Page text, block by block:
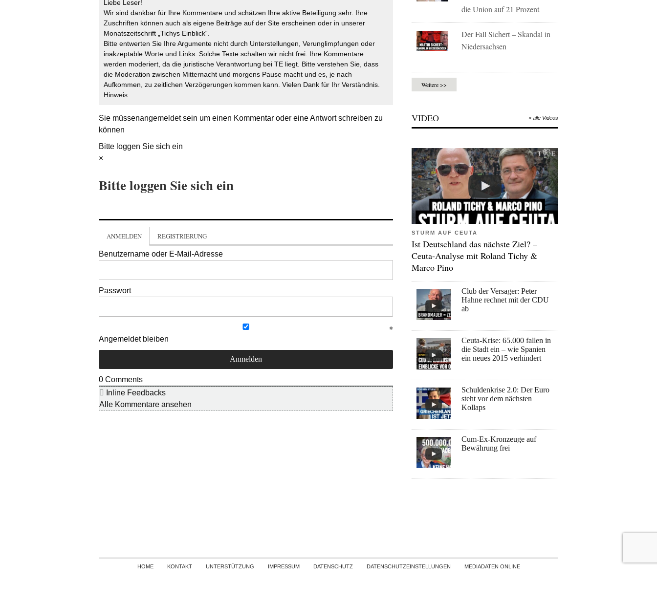
Liebe Leser!
Wir sind dankbar für Ihre Kommentare und schätzen Ihre aktive Beteiligung sehr. Ihre
Zuschriften können auch als eigene Beiträge auf der Site erscheinen oder in unserer
Monatszeitschrift „Tichys Einblick“.
Bitte entwerten Sie Ihre Argumente nicht durch Unterstellungen, Verunglimpfungen oder
inakzeptable Worte und Links. Solche Texte schalten wir nicht frei. Ihre Kommentare
werden moderiert, da die juristische Verantwortung bei TE liegt. Bitte verstehen Sie, dass
die Moderation zwischen Mitternacht und morgens Pause macht und es, je nach
Aufkommen, zu zeitlichen Verzögerungen kommen kann. Vielen Dank für Ihr Verständnis.
Hinweis
Sie müssenangemeldetsein um einen Kommentar oder eine Antwort schreiben zu
können
Bitte loggen Sie sich ein
×
Bitte loggen Sie sich ein
ANMELDEN REGISTRIERUNG
Benutzername oder E-Mail-Adresse
Passwort
Angemeldet bleiben
0 Comments
Inline Feedbacks
Alle Kommentare ansehen
die Union auf 21 Prozent
Der Fall Sichert – Skandal in
Niedersachsen
Weitere >>
VIDEO » alle Videos
STURM AUF CEUTA
Ist Deutschland das nächste Ziel? –
Ceuta-Analyse mit Roland Tichy &
Marco Pino
Club der Versager: Peter
Hahne rechnet mit der CDU
ab
Ceuta-Krise: 65.000 fallen in
die Stadt ein – wie Spanien
ein neues 2015 verhindert
Schuldenkrise 2.0: Der Euro
steht vor dem nächsten
Kollaps
Cum-Ex-Kronzeuge auf
Bewährung frei
Skip to content
HOME KONTAKT UNTERSTÜTZUNG IMPRESSUM DATENSCHUTZ DATENSCHUTZEINSTELLUNGEN
MEDIADATEN ONLINE